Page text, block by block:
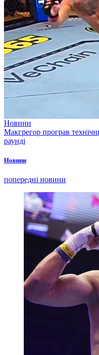
Новини
Макгрегор програв
раунді
Новини
попередні новини